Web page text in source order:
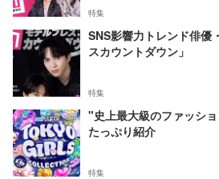
特集
SNS影響力トレンド俳優
スカウントダウン」
特集
"史上最大級のファッシ
たっぷり紹介
特集